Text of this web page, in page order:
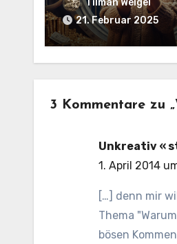
Tilman Weigel
21. Februar 2025
3 Kommentare zu
Unkreativ «
1. April 2014
[…] denn mir
Thema
bösen